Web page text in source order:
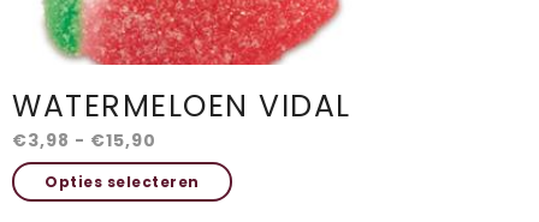
WATERMELOEN VIDAL
€3,98 - €15,90
€3,98
tot
Opties selecteren
Dit
product